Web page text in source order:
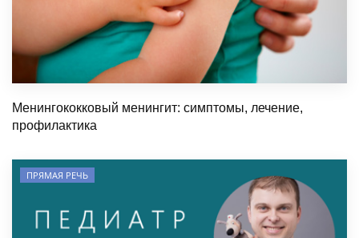
Менингококковый менингит: симптомы, лечение,
профилактика
ПРЯМАЯ РЕЧЬ